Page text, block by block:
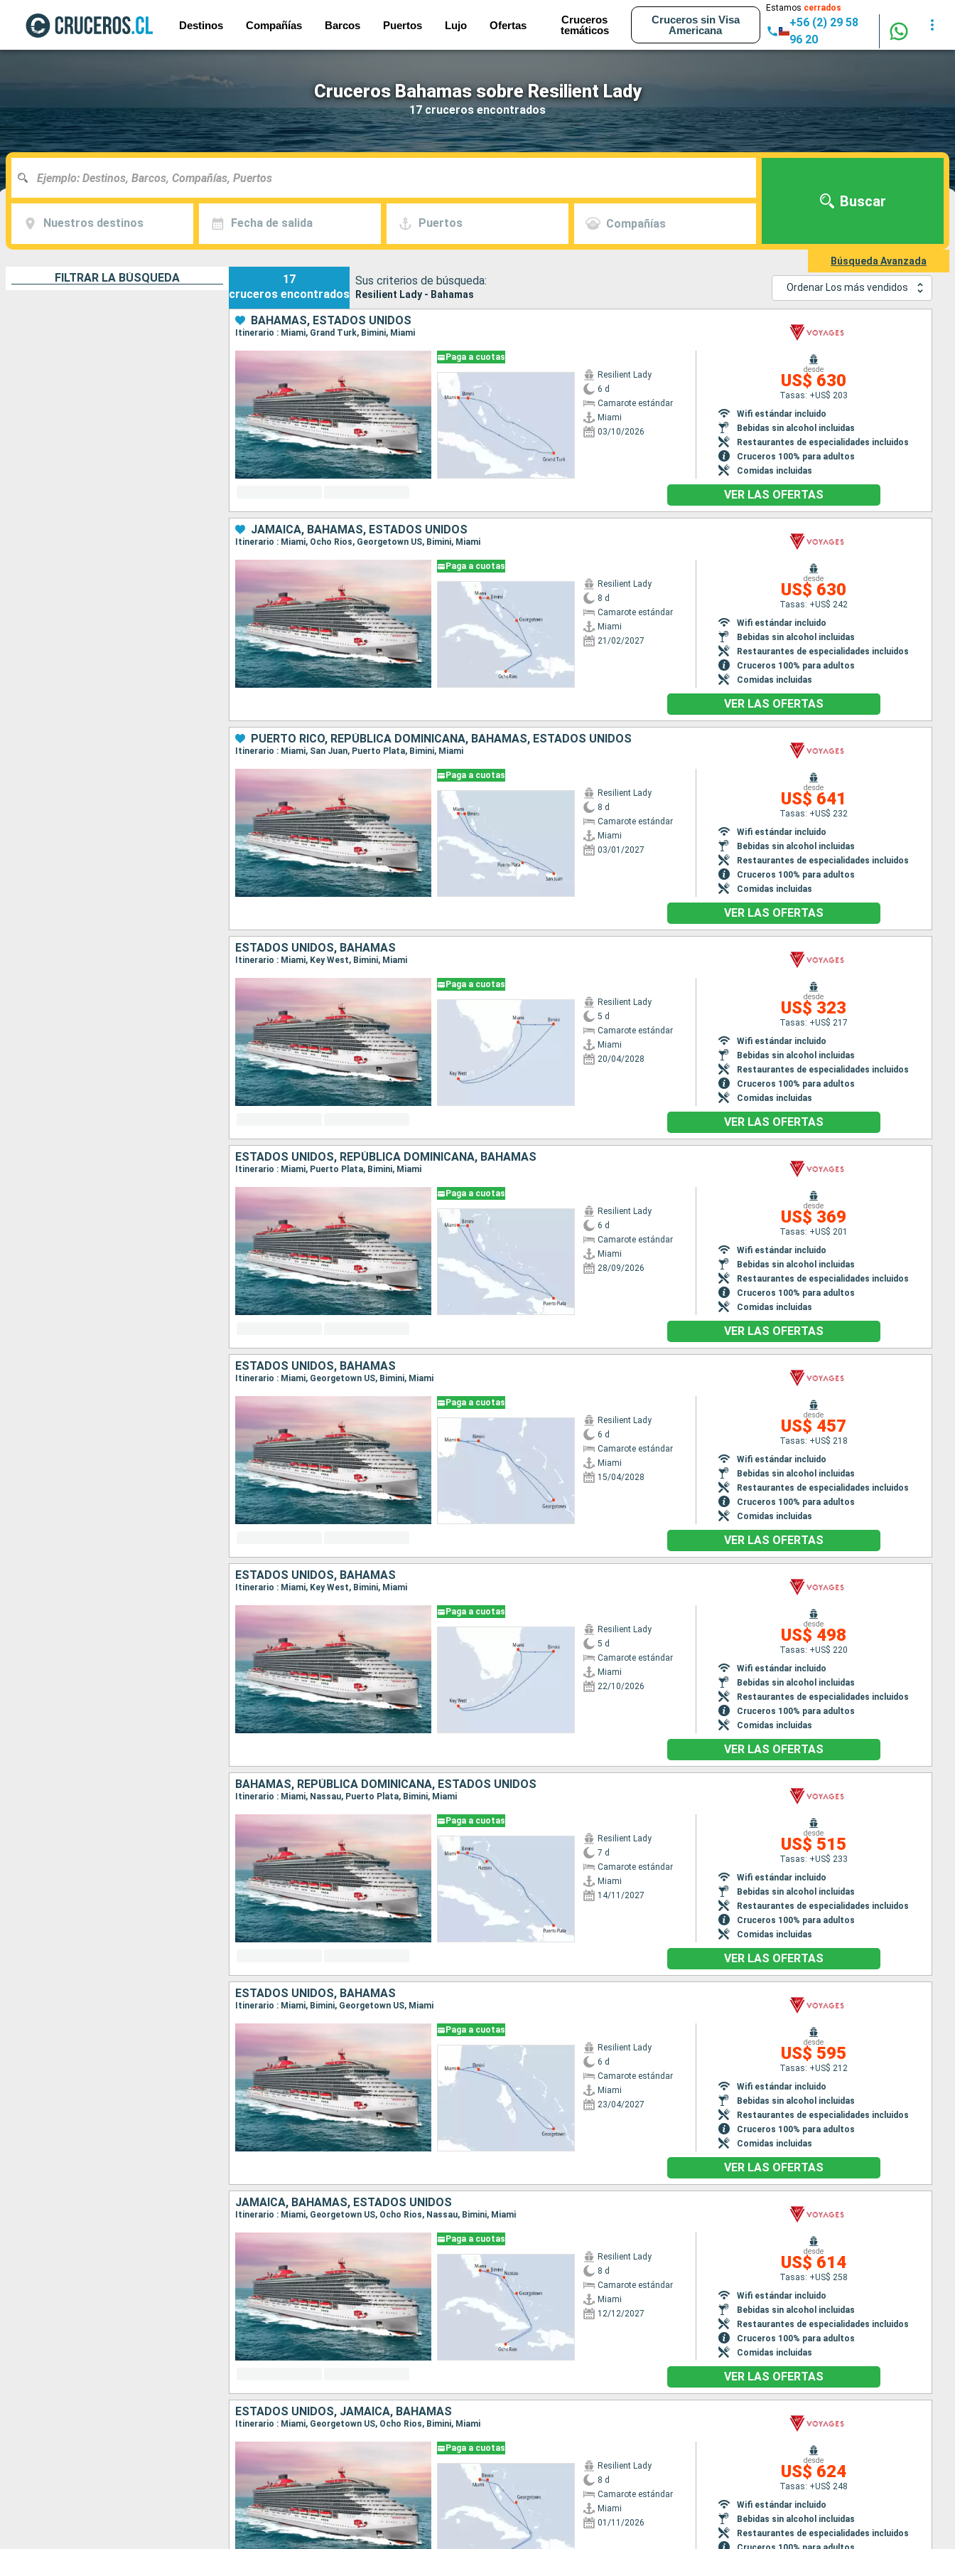
Destinos Compañías Barcos Puertos Lujo Ofertas
Cruceros
temáticos
Cruceros sin Visa
Americana
Estamos cerrados
+56 (2) 29 58
96 20
Cruceros Bahamas sobre Resilient Lady
17 cruceros encontrados
Nuestros destinos Fecha de salida Puertos Compañías
Buscar
Búsqueda Avanzada
FILTRAR LA BÚSQUEDA
17
cruceros encontrados
Sus criterios de búsqueda:
Resilient Lady - Bahamas
Ordenar Los más vendidos
BAHAMAS, ESTADOS UNIDOS
Itinerario : Miami, Grand Turk, Bimini, Miami
Paga a cuotas
Resilient Lady
6 d
Camarote estándar
Miami
03/10/2026
desde
US$ 630
Tasas: +US$ 203
Wifi estándar incluido
Bebidas sin alcohol incluidas
Restaurantes de especialidades incluidos
Cruceros 100% para adultos
Comidas incluidas
VER LAS OFERTAS
JAMAICA, BAHAMAS, ESTADOS UNIDOS
Itinerario : Miami, Ocho Rios, Georgetown US, Bimini, Miami
Paga a cuotas
Resilient Lady
8 d
Camarote estándar
Miami
21/02/2027
desde
US$ 630
Tasas: +US$ 242
Wifi estándar incluido
Bebidas sin alcohol incluidas
Restaurantes de especialidades incluidos
Cruceros 100% para adultos
Comidas incluidas
VER LAS OFERTAS
PUERTO RICO, REPÚBLICA DOMINICANA, BAHAMAS, ESTADOS UNIDOS
Itinerario : Miami, San Juan, Puerto Plata, Bimini, Miami
Paga a cuotas
Resilient Lady
8 d
Camarote estándar
Miami
03/01/2027
desde
US$ 641
Tasas: +US$ 232
Wifi estándar incluido
Bebidas sin alcohol incluidas
Restaurantes de especialidades incluidos
Cruceros 100% para adultos
Comidas incluidas
VER LAS OFERTAS
ESTADOS UNIDOS, BAHAMAS
Itinerario : Miami, Key West, Bimini, Miami
Paga a cuotas
Resilient Lady
5 d
Camarote estándar
Miami
20/04/2028
desde
US$ 323
Tasas: +US$ 217
Wifi estándar incluido
Bebidas sin alcohol incluidas
Restaurantes de especialidades incluidos
Cruceros 100% para adultos
Comidas incluidas
VER LAS OFERTAS
ESTADOS UNIDOS, REPÚBLICA DOMINICANA, BAHAMAS
Itinerario : Miami, Puerto Plata, Bimini, Miami
Paga a cuotas
Resilient Lady
6 d
Camarote estándar
Miami
28/09/2026
desde
US$ 369
Tasas: +US$ 201
Wifi estándar incluido
Bebidas sin alcohol incluidas
Restaurantes de especialidades incluidos
Cruceros 100% para adultos
Comidas incluidas
VER LAS OFERTAS
ESTADOS UNIDOS, BAHAMAS
Itinerario : Miami, Georgetown US, Bimini, Miami
Paga a cuotas
Resilient Lady
6 d
Camarote estándar
Miami
15/04/2028
desde
US$ 457
Tasas: +US$ 218
Wifi estándar incluido
Bebidas sin alcohol incluidas
Restaurantes de especialidades incluidos
Cruceros 100% para adultos
Comidas incluidas
VER LAS OFERTAS
ESTADOS UNIDOS, BAHAMAS
Itinerario : Miami, Key West, Bimini, Miami
Paga a cuotas
Resilient Lady
5 d
Camarote estándar
Miami
22/10/2026
desde
US$ 498
Tasas: +US$ 220
Wifi estándar incluido
Bebidas sin alcohol incluidas
Restaurantes de especialidades incluidos
Cruceros 100% para adultos
Comidas incluidas
VER LAS OFERTAS
BAHAMAS, REPÚBLICA DOMINICANA, ESTADOS UNIDOS
Itinerario : Miami, Nassau, Puerto Plata, Bimini, Miami
Paga a cuotas
Resilient Lady
7 d
Camarote estándar
Miami
14/11/2027
desde
US$ 515
Tasas: +US$ 233
Wifi estándar incluido
Bebidas sin alcohol incluidas
Restaurantes de especialidades incluidos
Cruceros 100% para adultos
Comidas incluidas
VER LAS OFERTAS
ESTADOS UNIDOS, BAHAMAS
Itinerario : Miami, Bimini, Georgetown US, Miami
Paga a cuotas
Resilient Lady
6 d
Camarote estándar
Miami
23/04/2027
desde
US$ 595
Tasas: +US$ 212
Wifi estándar incluido
Bebidas sin alcohol incluidas
Restaurantes de especialidades incluidos
Cruceros 100% para adultos
Comidas incluidas
VER LAS OFERTAS
JAMAICA, BAHAMAS, ESTADOS UNIDOS
Itinerario : Miami, Georgetown US, Ocho Rios, Nassau, Bimini, Miami
Paga a cuotas
Resilient Lady
8 d
Camarote estándar
Miami
12/12/2027
desde
US$ 614
Tasas: +US$ 258
Wifi estándar incluido
Bebidas sin alcohol incluidas
Restaurantes de especialidades incluidos
Cruceros 100% para adultos
Comidas incluidas
VER LAS OFERTAS
ESTADOS UNIDOS, JAMAICA, BAHAMAS
Itinerario : Miami, Georgetown US, Ocho Rios, Bimini, Miami
Paga a cuotas
Resilient Lady
8 d
Camarote estándar
Miami
01/11/2026
desde
US$ 624
Tasas: +US$ 248
Wifi estándar incluido
Bebidas sin alcohol incluidas
Restaurantes de especialidades incluidos